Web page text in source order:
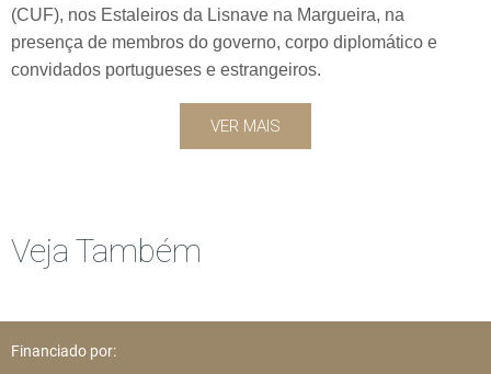
(CUF), nos Estaleiros da Lisnave na Margueira, na
presença de membros do governo, corpo diplomático e
convidados portugueses e estrangeiros.
VER MAIS
Veja Também
Financiado por: